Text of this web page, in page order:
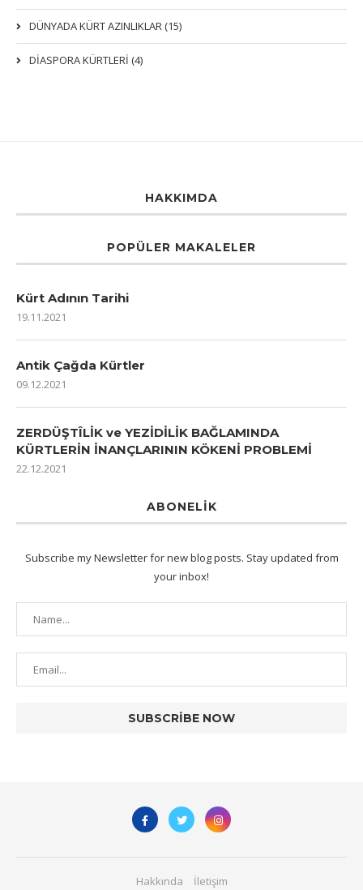
DÜNYADA KÜRT AZINLIKLAR (15)
DİASPORA KÜRTLERİ (4)
HAKKIMDA
POPÜLER MAKALELER
Kürt Adının Tarihi
19.11.2021
Antik Çağda Kürtler
09.12.2021
ZERDÜŞTÎLİK ve YEZİDİLİK BAĞLAMINDA
KÜRTLERİN İNANÇLARININ KÖKENİ PROBLEMİ
22.12.2021
ABONELIK
Subscribe my Newsletter for new blog posts. Stay updated from
your inbox!
Hakkında İletişim